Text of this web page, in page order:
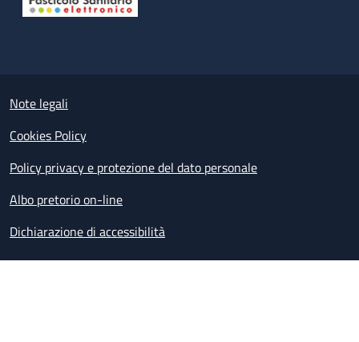
Small prints
Note legali
Cookies Policy
Policy privacy e protezione del dato personale
Albo pretorio on-line
Dichiarazione di accessibilità